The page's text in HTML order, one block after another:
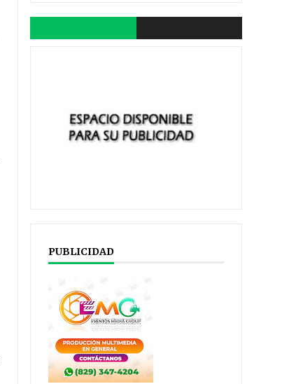
PUBLICIDAD